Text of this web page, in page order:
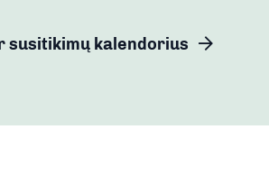
susitikimų kalendorius